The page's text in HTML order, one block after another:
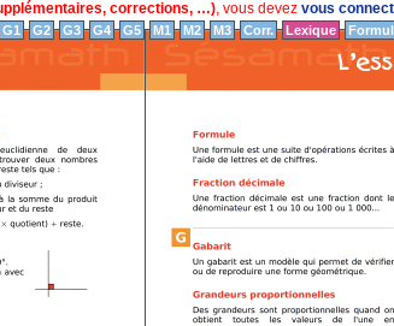
corrections, …), vous devez vous
G1 G2 G3 G4 G5 M1 M2 M3 Corr. Lexique